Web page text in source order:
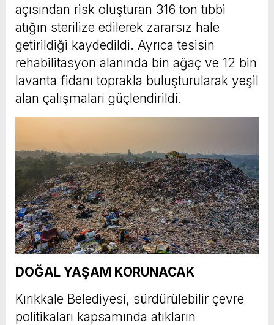
açısından risk oluşturan 316 ton tıbbi
atığın sterilize edilerek zararsız hale
getirildiği kaydedildi. Ayrıca tesisin
rehabilitasyon alanında bin ağaç ve 12 bin
lavanta fidanı toprakla buluşturularak yeşil
alan çalışmaları güçlendirildi.
DOĞAL YAŞAM KORUNACAK
Kırıkkale Belediyesi, sürdürülebilir çevre
politikaları kapsamında atıkların